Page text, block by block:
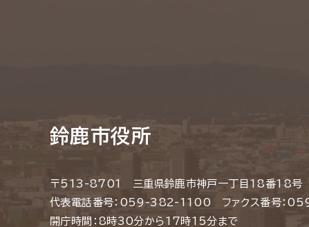
鈴鹿市役所
〒513-8701 三重県鈴鹿市神戸一丁目18番18号
代表電話番号：059-382-1100 ファクス番号：
開庁時間：8時30分から17時15分まで